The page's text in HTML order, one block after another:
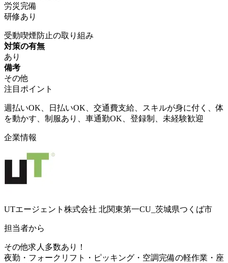
労災完備
研修あり
受動喫煙防止の取り組み
対策の有無
あり
備考
その他
注目ポイント
週払いOK、日払いOK、交通費支給、スキルが身に付く、体
を動かす、制服あり、車通勤OK、登録制、未経験歓迎
企業情報
UTエージェント株式会社 北関東第一CU_茨城県つくば市
担当者から
その他求人多数あり！
夜勤・フォークリフト・ピッキング・空調完備の軽作業・座